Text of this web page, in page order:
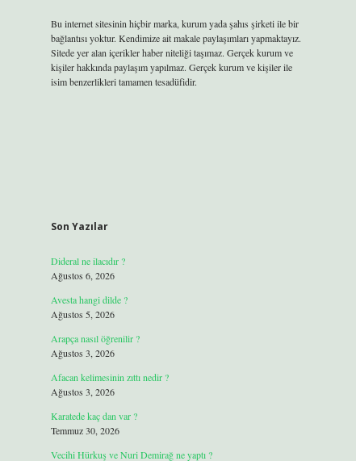
Bu internet sitesinin hiçbir marka, kurum yada şahıs şirketi ile bir
bağlantısı yoktur. Kendimize ait makale paylaşımları yapmaktayız.
Sitede yer alan içerikler haber niteliği taşımaz. Gerçek kurum ve
kişiler hakkında paylaşım yapılmaz. Gerçek kurum ve kişiler ile
isim benzerlikleri tamamen tesadüfidir.
Son Yazılar
Dideral ne ilacıdır ?
Ağustos 6, 2026
Avesta hangi dilde ?
Ağustos 5, 2026
Arapça nasıl öğrenilir ?
Ağustos 3, 2026
Afacan kelimesinin zıttı nedir ?
Ağustos 3, 2026
Karatede kaç dan var ?
Temmuz 30, 2026
Vecihi Hürkuş ve Nuri Demirağ ne yaptı ?